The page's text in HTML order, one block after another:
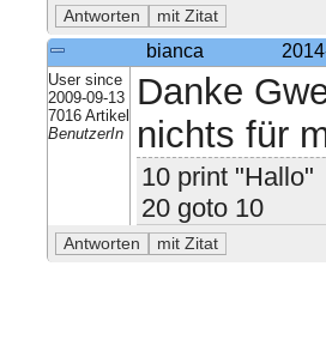
bianca
User since
2009-09-13
7016 Artikel
BenutzerIn
Danke
nichts für
10 print "Hallo"
20 goto 10